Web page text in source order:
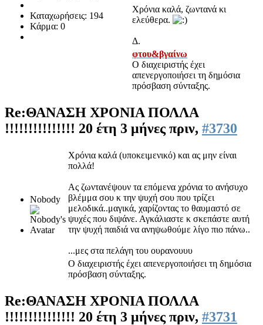
Καταχωρήσεις: 194
Κάρμα: 0
Χρόνια καλά, ζωντανά κι
ελεύθερα.
Δ.
φτου&βγαίνω
Ο διαχειριστής έχει
απενεργοποιήσει τη δημόσια
πρόσβαση σύνταξης.
Re:ΘΑΝΑΣΗ ΧΡΟΝΙΑ ΠΟΛΛΑ
!!!!!!!!!!!!!!! 20 έτη 3 μήνες πριν, #3730
Nobody
Χρόνια καλά (υποκειμενικό) και ας μην είναι
πολλά!
Ας ζωντανέψουν τα επόμενα χρόνια το ανήσυχο
βλέμμα σου κ την ψυχή σου που τρίζει
μελοδικά..μαγικά, χαρίζοντας το θαυμαστό σε
ψυχές που διψάνε. Αγκάλιαστε κ σκεπάστε αυτή
την ψυχή παιδιά να ανηψωθούμε λίγο πιο πάνω..
...μες στα πελάγη του ουρανουυυ
Ο διαχειριστής έχει απενεργοποιήσει τη δημόσια
πρόσβαση σύνταξης.
Re:ΘΑΝΑΣΗ ΧΡΟΝΙΑ ΠΟΛΛΑ
!!!!!!!!!!!!!!! 20 έτη 3 μήνες πριν, #3731